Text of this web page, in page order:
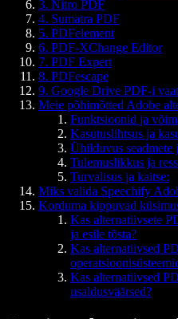
3. Nitro PDF
4. Sumatra PDF
5. PDFelement
6. PDF-XChange Editor
7. PDF Expert
8. PDFescape
9. Google Drive PDF-i
Meie põhimõtted Adobe
Funktsioonid ja
Kasutuslihtsus ja
Ühilduvus seadmete
Tulemuslikkus ja
Turvalisus ja kaitse:
Miks valida Speechify
Korduma kippuvad
Kas alternatiivsete
ja esile tõsta?
Kas alternatiivsed
Kas alternatiivsed
usaldusväärsed?